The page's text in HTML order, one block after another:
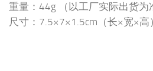
重量：44g （以工厂实际出货为
尺寸：7.5×7×1.5cm（长×宽×高